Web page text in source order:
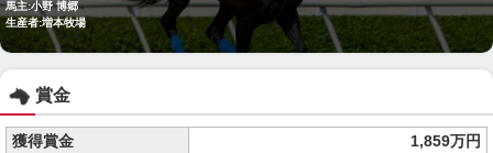
馬主:小野 博郷
生産者:増本牧場
賞金
獲得賞金
1,859万円